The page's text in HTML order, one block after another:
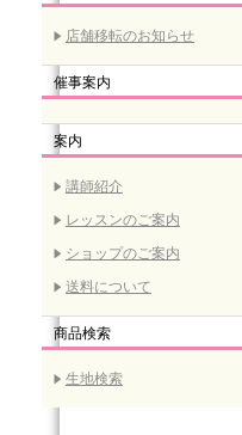
店舗移転のお知らせ
催事案内
案内
講師紹介
レッスンのご案内
ショップのご案内
送料について
商品検索
生地検索